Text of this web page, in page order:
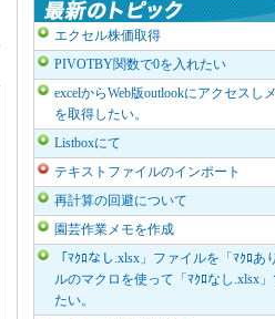
エクセル株価取得
PIVOTBY関数で0を入れたい
excelからWeb版outlookにアクセスし
を取得したい。
Listboxにて
テキストファイルのインポート
再計算の回避について
園芸作業メモを作成
「ﾏｸﾛなし.xlsx」ファイルを「ﾏｸﾛあ
ルのマクロを使って「ﾏｸﾛなし.xlsx
たい。